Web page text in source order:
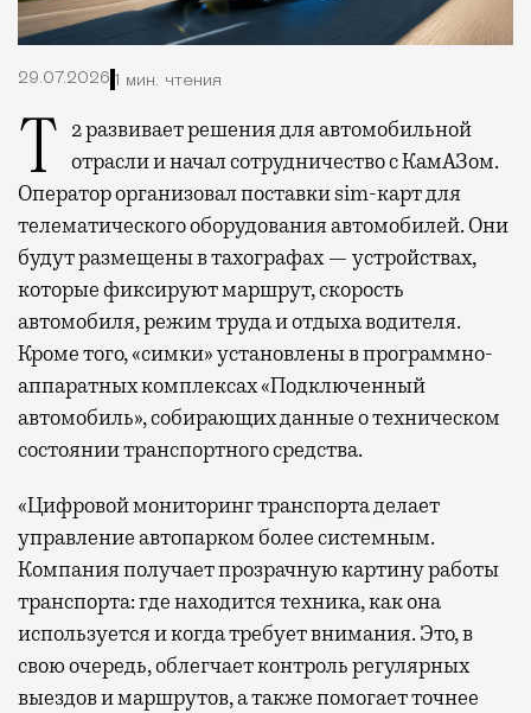
29.07.2026 1 мин. чтения
Т2 развивает решения для автомобильной отрасли и начал сотрудничество с КамАЗом.
Оператор организовал поставки sim-карт для
телематического оборудования автомобилей. Они
будут размещены в тахографах — устройствах,
которые фиксируют маршрут, скорость
автомобиля, режим труда и отдыха водителя.
Кроме того, «симки» установлены в программно-
аппаратных комплексах «Подключенный
автомобиль», собирающих данные о техническом
состоянии транспортного средства.
«Цифровой мониторинг транспорта делает
управление автопарком более системным.
Компания получает прозрачную картину работы
транспорта: где находится техника, как она
используется и когда требует внимания. Это, в
свою очередь, облегчает контроль регулярных
выездов и маршрутов, а также помогает точнее